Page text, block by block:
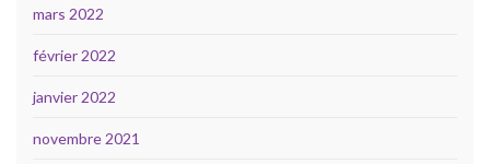
mars 2022
février 2022
janvier 2022
novembre 2021